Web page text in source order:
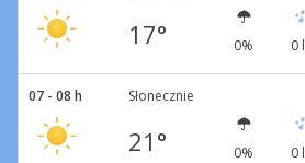
17° 0% 0
07 - 08 h Słonecznie
21° 0% 0